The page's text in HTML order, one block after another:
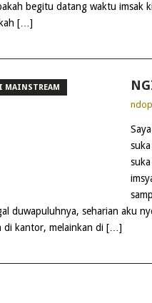
begitu datang waktu imsak
[…]
MAINSTREAM
ndop
duwapuluhnya, seharian aku
di kantor, melainkan di […]